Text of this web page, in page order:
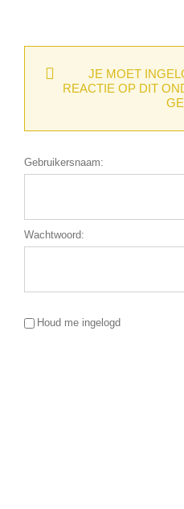
JE MOET
REACTIE OP DIT
Gebruikersnaam:
Wachtwoord:
Houd me ingelogd